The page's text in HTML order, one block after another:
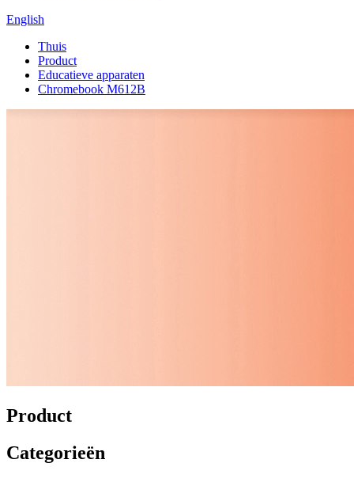
English
Thuis
Product
Educatieve apparaten
Chromebook M612B
Product
Categorieën